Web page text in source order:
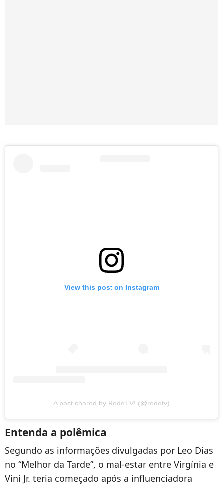
View this post on Instagram
A post shared by RedeTV! (@redetv)
Entenda a polêmica
Segundo as informações divulgadas por Leo Dias
no “Melhor da Tarde”, o mal-estar entre Virgínia e
Vini Jr. teria começado após a influenciadora